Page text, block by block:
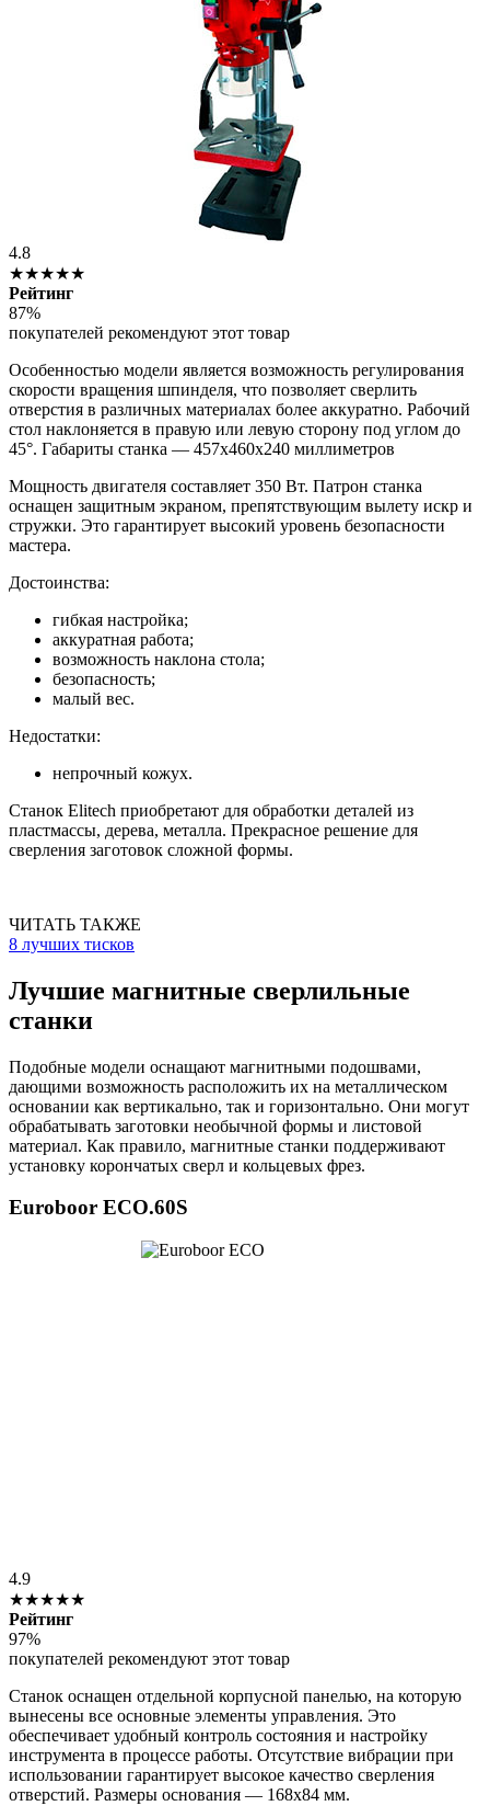
4.8
★★★★★
Рейтинг
87%
покупателей рекомендуют этот товар
Особенностью модели является возможность регулирования
скорости вращения шпинделя, что позволяет сверлить
отверстия в различных материалах более аккуратно. Рабочий
стол наклоняется в правую или левую сторону под углом до
45°. Габариты станка — 457х460х240 миллиметров
Мощность двигателя составляет 350 Вт. Патрон станка
оснащен защитным экраном, препятствующим вылету искр и
стружки. Это гарантирует высокий уровень безопасности
мастера.
Достоинства:
гибкая настройка;
аккуратная работа;
возможность наклона стола;
безопасность;
малый вес.
Недостатки:
непрочный кожух.
Станок Elitech приобретают для обработки деталей из
пластмассы, дерева, металла. Прекрасное решение для
сверления заготовок сложной формы.
ЧИТАТЬ ТАКЖЕ
8 лучших тисков
Лучшие магнитные сверлильные
станки
Подобные модели оснащают магнитными подошвами,
дающими возможность расположить их на металлическом
основании как вертикально, так и горизонтально. Они могут
обрабатывать заготовки необычной формы и листовой
материал. Как правило, магнитные станки поддерживают
установку корончатых сверл и кольцевых фрез.
Euroboor ECO.60S
4.9
★★★★★
Рейтинг
97%
покупателей рекомендуют этот товар
Станок оснащен отдельной корпусной панелью, на которую
вынесены все основные элементы управления. Это
обеспечивает удобный контроль состояния и настройку
инструмента в процессе работы. Отсутствие вибрации при
использовании гарантирует высокое качество сверления
отверстий. Размеры основания — 168х84 мм.